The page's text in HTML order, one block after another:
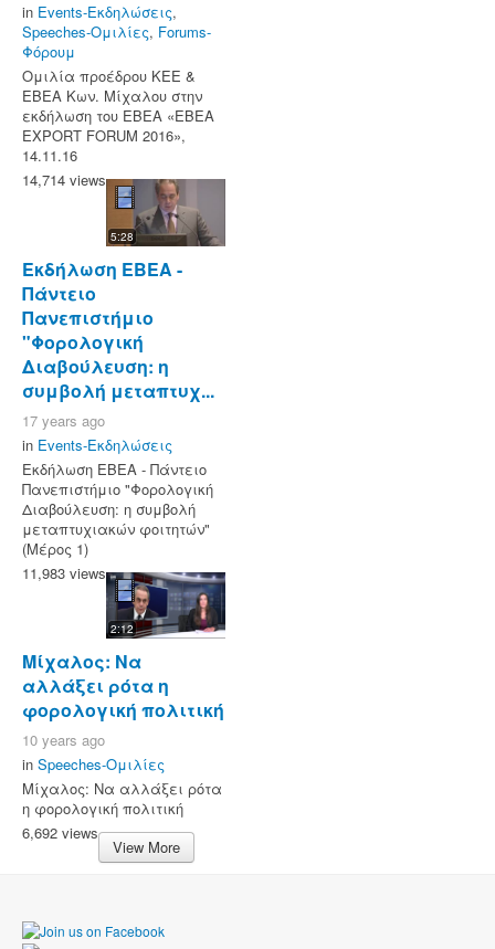
in Events-Εκδηλώσεις,
Speeches-Ομιλίες, Forums-
Φόρουμ
Ομιλία προέδρου ΚΕΕ &
ΕΒΕΑ Κων. Μίχαλου στην
εκδήλωση του ΕΒΕΑ «ΕΒΕΑ
EXPORT FORUM 2016»,
14.11.16
14,714 views
5:28
Εκδήλωση ΕΒΕΑ -
Πάντειο
Πανεπιστήμιο
"Φορολογική
Διαβούλευση: η
συμβολή μεταπτυχ...
17 years ago
in Events-Εκδηλώσεις
Εκδήλωση ΕΒΕΑ - Πάντειο
Πανεπιστήμιο "Φορολογική
Διαβούλευση: η συμβολή
μεταπτυχιακών φοιτητών"
(Μέρος 1)
11,983 views
2:12
Μίχαλος: Να
αλλάξει ρότα η
φορολογική πολιτική
10 years ago
in Speeches-Ομιλίες
Μίχαλος: Να αλλάξει ρότα
η φορολογική πολιτική
6,692 views
View More